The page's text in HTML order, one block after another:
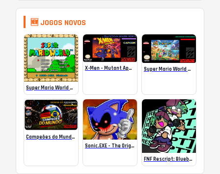
🆕 JOGOS NOVOS
Super Mario World SA-1 Online
X-Men – Mutant Apocalypse Rebalanced Online Super Mario World Mix Online
Campeões do Mundo (ISS) Online
Sonic.EXE – The Original Game Online
FNF Rescript: Blueballed